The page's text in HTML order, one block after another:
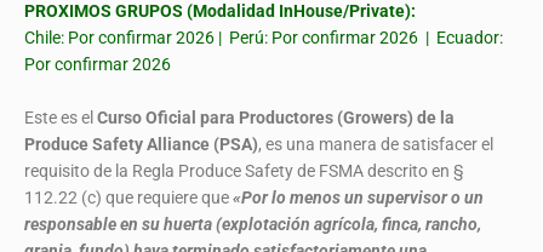
PROXIMOS GRUPOS (Modalidad InHouse/Private):
Chile: Por confirmar 2026 | Perú: Por confirmar 2026 | Ecuador:
Por confirmar 2026
Este es el Curso Oficial para Productores (Growers) de la
Produce Safety Alliance (PSA), es una manera de satisfacer el
requisito de la Regla Produce Safety de FSMA descrito en §
112.22 (c) que requiere que«Por lo menos un supervisor o un
responsable en su huerta (explotación agrícola, finca, rancho,